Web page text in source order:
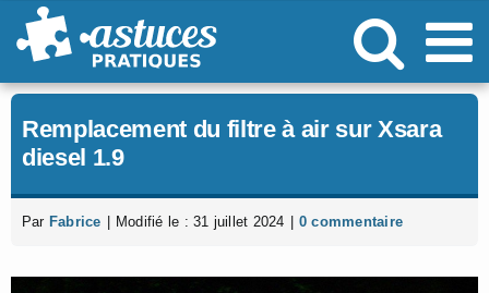
Passer
au
Remplacement du filtre à air sur Xsara
diesel 1.9
Par Fabrice Modifié le : 31 juillet 2024 0 commentaire